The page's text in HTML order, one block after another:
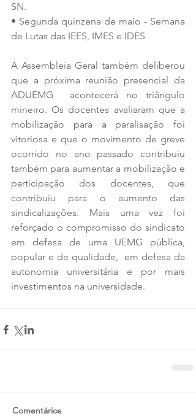
SN.
• Segunda quinzena de maio - Semana
de Lutas das IEES, IMES e IDES
A Assembleia Geral também deliberou
que a próxima reunião presencial da
ADUEMG  acontecerá no triângulo
mineiro. Os docentes avaliaram que a
mobilização para a paralisação foi
vitoriosa e que o movimento de greve
ocorrido no ano passado contribuiu
também para aumentar a mobilização e
participação dos docentes, que
contribuiu para o aumento das
sindicalizações. Mais uma vez foi
reforçado o compromisso do sindicato
em defesa de uma UEMG pública,
popular e de qualidade,  em defesa da
autonomia universitária e por mais
investimentos na universidade.
Comentários